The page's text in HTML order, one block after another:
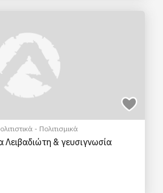
- Πολιτισμικά
& γευσιγνωσία